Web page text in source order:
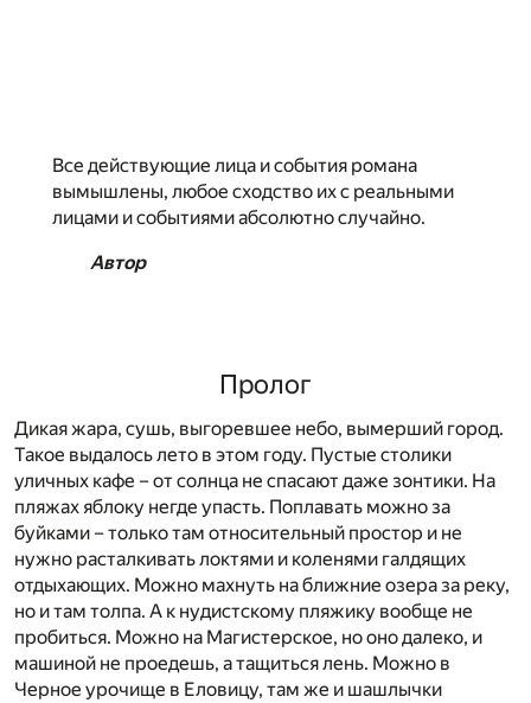
Все действующие лица и события романа
вымышлены, любое сходство их с реальными
лицами и событиями абсолютно случайно.
Автор
Пролог
Дикая жара, сушь, выгоревшее небо, вымерший город.
Такое выдалось лето в этом году. Пустые столики
уличных кафе – от солнца не спасают даже зонтики. На
пляжах яблоку негде упасть. Поплавать можно за
буйками – только там относительный простор и не
нужно расталкивать локтями и коленями галдящих
отдыхающих. Можно махнуть на ближние озера за реку,
но и там толпа. А к нудистскому пляжику вообще не
пробиться. Можно на Магистерское, но оно далеко, и
машиной не проедешь, а тащиться лень. Можно в
Черное урочище в Еловицу, там же и шашлычки